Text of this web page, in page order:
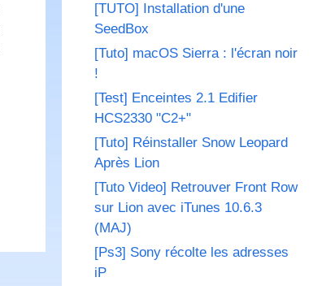
[TUTO] Installation d'une
SeedBox
[Tuto] macOS Sierra : l'écran noir
!
[Test] Enceintes 2.1 Edifier
HCS2330 "C2+"
[Tuto] Réinstaller Snow Leopard
Après Lion
[Tuto Video] Retrouver Front Row
sur Lion avec iTunes 10.6.3
(MAJ)
[Ps3] Sony récolte les adresses
iP